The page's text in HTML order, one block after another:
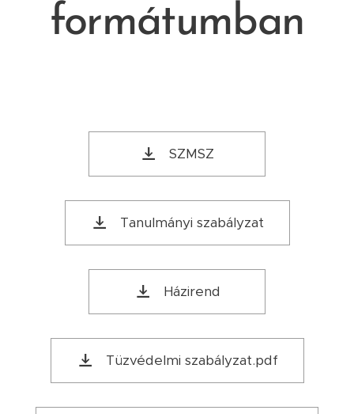
formátumban
SZMSZ
Tanulmányi szabályzat
Házirend
Tüzvédelmi szabályzat.pdf